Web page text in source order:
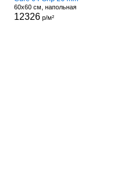
60x60 см, напольная
12326р/м²